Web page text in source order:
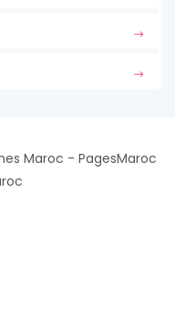
Maroc - PagesMaroc